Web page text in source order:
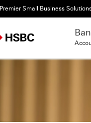
Premier Small Business